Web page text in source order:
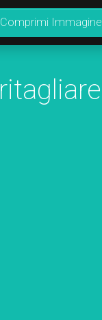
Comprimi Immagine